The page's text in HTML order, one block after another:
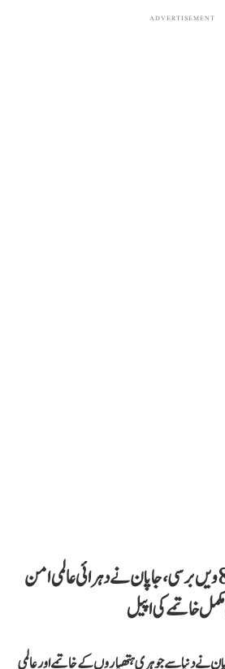
ADVERTISEMENT
ہیروشیما پر ایٹمی حملے کی 81ویں برسی، جاپان نے دہرائی عالمی امن
خاتمے کی اپیل
نے دنیا سے جوہری ہتھیاروں کے خاتمے اور عالمی